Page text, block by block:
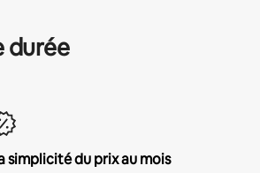
durée
simplicité du prix au mois